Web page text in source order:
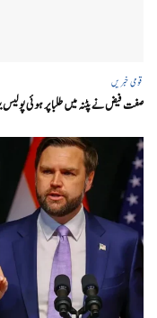
قومی خبریں
صفت فیض نے پٹنہ میں طلبا پر ہوئی پولیس